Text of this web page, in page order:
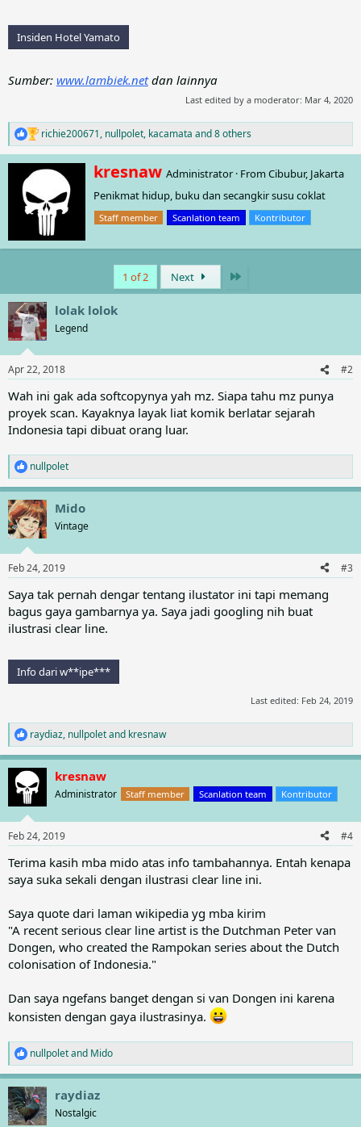
Insiden Hotel Yamato
Sumber: www.lambiek.netdan lainnya
Last edited by a moderator: Mar 4, 2020
R
e
a
s
richie200671, nullpolet, kacamata and 8 others
W
r
i
t
t
kresnaw Administrator · FromCibubur, Jakarta
Penikmat hidup, buku dan secangkir susu coklat
Staff member Scanlation team Kontributor
1 of 2 Next
lolak lolok
Legend
Apr 22, 2018 #2
Wah ini gak ada softcopynya yah mz. Siapa tahu mz punya
proyek scan. Kayaknya layak liat komik berlatar sejarah
Indonesia tapi dibuat orang luar.
R
e
a
c
t
i
s
:
nullpolet
Mido
Vintage
Feb 24, 2019 #3
Saya tak pernah dengar tentang ilustator ini tapi memang
bagus gaya gambarnya ya. Saya jadi googling nih buat
ilustrasi clear line.
Info dari w**ipe***
Last edited: Feb 24, 2019
R
e
a
c
t
i
s
:
raydiaz, nullpoletand kresnaw
kresnaw
Administrator Staff member Scanlation team Kontributor
Feb 24, 2019 #4
Terima kasih mba mido atas info tambahannya. Entah kenapa
saya suka sekali dengan ilustrasi clear line ini.
Saya quote dari laman wikipedia yg mba kirim
"A recent serious clear line artist is the Dutchman Peter van
Dongen, who created the Rampokan series about the Dutch
colonisation of Indonesia."
Dan saya ngefans banget dengan si van Dongen ini karena
konsisten dengan gaya ilustrasinya.
R
e
a
c
t
i
nullpoletand Mido
raydiaz
Nostalgic